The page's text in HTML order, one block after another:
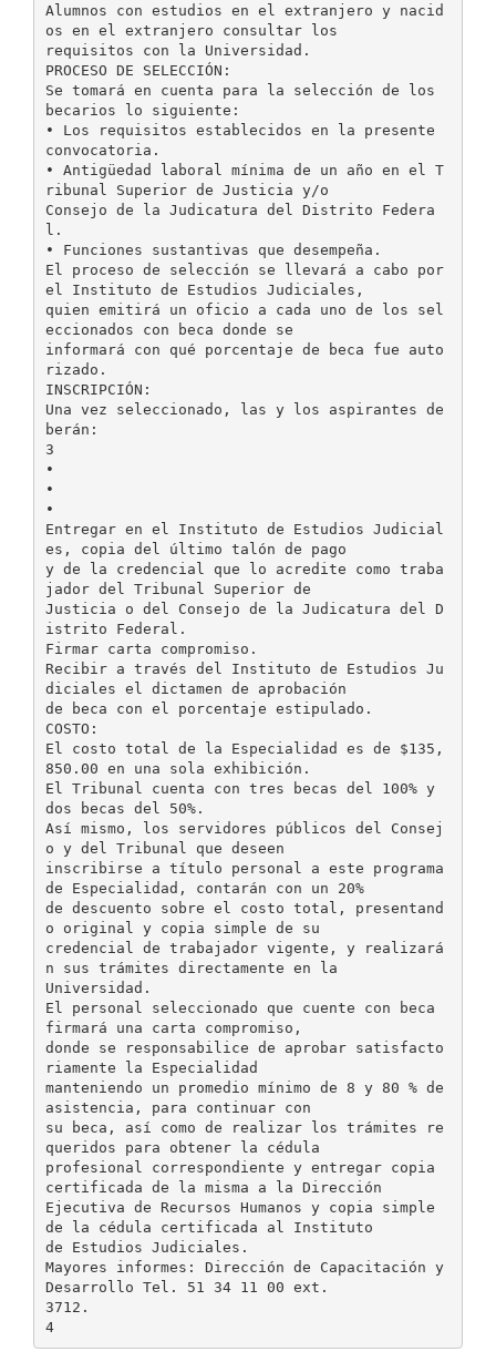
Alumnos con estudios en el extranjero y nacid
os en el extranjero consultar los
requisitos con la Universidad.
PROCESO DE SELECCIÓN:
Se tomará en cuenta para la selección de los
becarios lo siguiente:
• Los requisitos establecidos en la presente
convocatoria.
• Antigüedad laboral mínima de un año en el T
ribunal Superior de Justicia y/o
Consejo de la Judicatura del Distrito Federa
l.
• Funciones sustantivas que desempeña.
El proceso de selección se llevará a cabo por
el Instituto de Estudios Judiciales,
quien emitirá un oficio a cada uno de los sel
eccionados con beca donde se
informará con qué porcentaje de beca fue auto
rizado.
INSCRIPCIÓN:
Una vez seleccionado, las y los aspirantes de
berán:
3
•
•
•
Entregar en el Instituto de Estudios Judicial
es, copia del último talón de pago
y de la credencial que lo acredite como traba
jador del Tribunal Superior de
Justicia o del Consejo de la Judicatura del D
istrito Federal.
Firmar carta compromiso.
Recibir a través del Instituto de Estudios Ju
diciales el dictamen de aprobación
de beca con el porcentaje estipulado.
COSTO:
El costo total de la Especialidad es de $135,
850.00 en una sola exhibición.
El Tribunal cuenta con tres becas del 100% y
dos becas del 50%.
Así mismo, los servidores públicos del Consej
o y del Tribunal que deseen
inscribirse a título personal a este programa
de Especialidad, contarán con un 20%
de descuento sobre el costo total, presentand
o original y copia simple de su
credencial de trabajador vigente, y realizará
n sus trámites directamente en la
Universidad.
El personal seleccionado que cuente con beca
firmará una carta compromiso,
donde se responsabilice de aprobar satisfacto
riamente la Especialidad
manteniendo un promedio mínimo de 8 y 80 % de
asistencia, para continuar con
su beca, así como de realizar los trámites re
queridos para obtener la cédula
profesional correspondiente y entregar copia
certificada de la misma a la Dirección
Ejecutiva de Recursos Humanos y copia simple
de la cédula certificada al Instituto
de Estudios Judiciales.
Mayores informes: Dirección de Capacitación y
Desarrollo Tel. 51 34 11 00 ext.
3712.
4